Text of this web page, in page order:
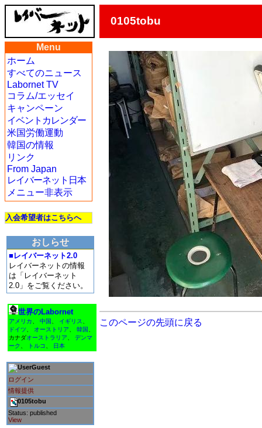
0105tobu
Menu
ホーム
すべてのニュース
Labornet TV
コラム/エッセイ
キャンペーン
イベントカレンダー
米国労働運動
韓国の情報
リンク
From Japan
レイバーネット日本
メニュー非表示
入会希望者はこちらへ
おしらせ
■レイバーネット2.0
レイバーネットの情報
は「レイバーネット
2.0」をご覧ください。
世界のLabornet
アメリカ 中国 イギリス
ドイツ
オーストリア 韓国
カナダオーストラリア
デンマ
ーク
トルコ 日本
Guest
ログイン
情報提供
0105tobu
Status: published
View
このページの先頭に戻る